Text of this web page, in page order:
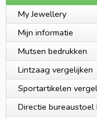
My Jewellery
Mijn informatie
Mutsen bedrukken
Lintzaag vergelijken
Sportartikelen
Directie bureaustoel